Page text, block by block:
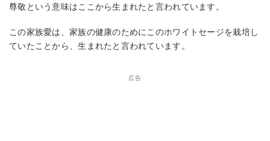
尊敬という意味はここから生まれたと言われています。
この家族愛は、家族の健康のためにこのホワイトセージを栽培し
ていたことから、生まれたと言われています。
広告